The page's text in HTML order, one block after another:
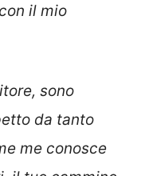
il mio
sono
da tanto
me conosce